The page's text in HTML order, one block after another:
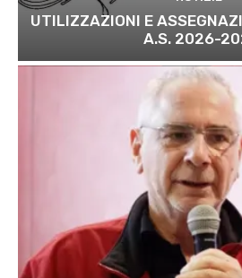
UTILIZZAZIONI E
A.S. 2026-